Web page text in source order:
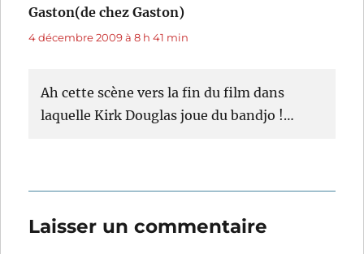
Gaston(de chez Gaston)
4 décembre 2009 à 8 h 41 min
Ah cette scène vers la fin du film dans
laquelle Kirk Douglas joue du bandjo !…
Laisser un commentaire